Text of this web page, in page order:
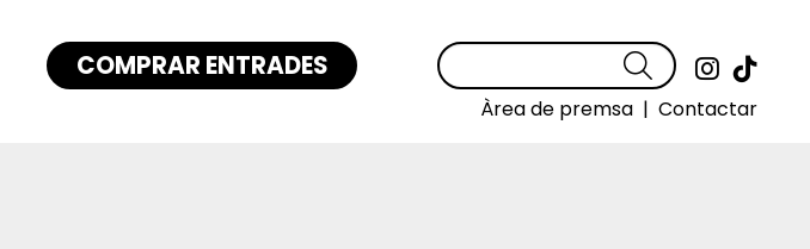
Link a
Cercar
Àrea de premsa | Contactar
COMPRAR ENTRADES